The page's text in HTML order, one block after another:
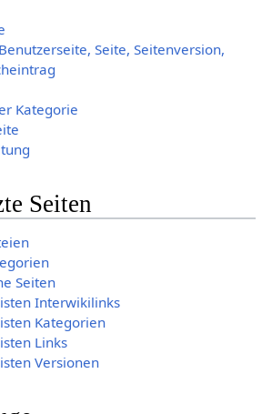
Seite, Seitenversion,
Kategorie
Seiten
Seiten
Interwikilinks
Kategorien
Links
Versionen